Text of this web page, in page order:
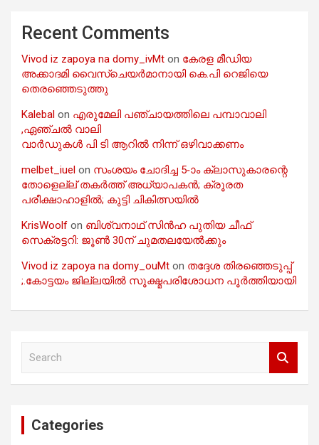
Recent Comments
Vivod iz zapoya na domy_ivMt on കേരള മീഡിയ
അക്കാദമി വൈസ്ചെയർമാനായി കെ.പി റെജിയെ
തെരഞ്ഞെടുത്തു
Kalebal on എരുമേലി പഞ്ചായത്തിലെ പമ്പാവാലി
,ഏഞ്ചൽ വാലി
വാർഡുകൾ പി ടി ആറിൽ നിന്ന് ഒഴിവാക്കണം
melbet_iuel on സംശയം ചോദിച്ച 5-ാം ക്ലാസുകാരന്റെ
തോളെല്ല് തകർത്ത് അധ്യാപകൻ; ക്രൂരത
പരീക്ഷാഹാളിൽ; കുട്ടി ചികിത്സയിൽ
KrisWoolf on ബിശ്വനാഥ് സിൻഹ പുതിയ ചീഫ്
സെക്രട്ടറി: ജൂൺ 30ന് ചുമതലയേൽക്കും
Vivod iz zapoya na domy_ouMt on തദ്ദേശ തിരഞ്ഞെടുപ്പ്
;.കോട്ടയം ജില്ലയിൽ സൂക്ഷ്മപരിശോധന പൂർത്തിയായി
Categories